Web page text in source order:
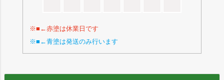
※■←赤塗は休業日です
※■←青塗は発送のみ行います